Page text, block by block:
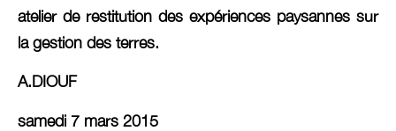
atelier de restitution des expériences paysannes sur
la gestion des terres.
A.DIOUF
samedi 7 mars 2015